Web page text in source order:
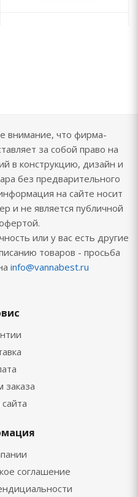
внимание, что фирма-
за собой право на
в конструкцию, дизайн и
без предварительного
на сайте носит
и не является публичной
или у вас есть другие
товаров - просьба
info@vannabest.ru
соглашение